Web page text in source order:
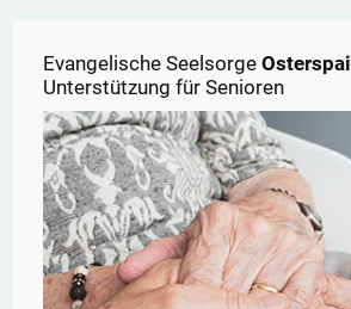
Evangelische Seelsorge Osterspai
Unterstützung für Senioren